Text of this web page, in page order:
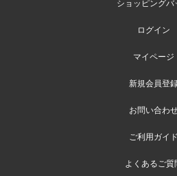
ショッピングバ
ログイン
マイページ
新規会員登
お問い合わ
ご利用ガイド
よくあるご質